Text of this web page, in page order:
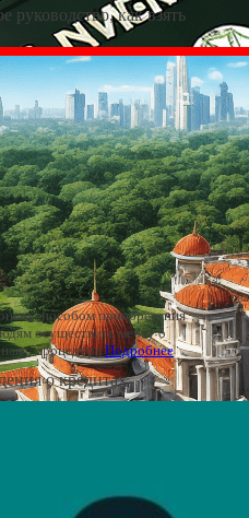
руководство, как взять
способом приобретения
осуществить мечту о
процедураПодробнее
о кредитах